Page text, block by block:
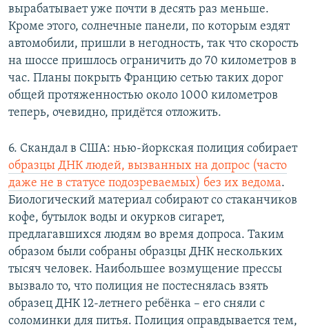
вырабатывает уже почти в десять раз меньше.
Кроме этого, солнечные панели, по которым ездят
автомобили, пришли в негодность, так что скорость
на шоссе пришлось ограничить до 70 километров в
час. Планы покрыть Францию сетью таких дорог
общей протяженностью около 1000 километров
теперь, очевидно, придётся отложить.
6. Скандал в США: нью-йоркская полиция собирает
образцы ДНК людей, вызванных на допрос (часто
даже не в статусе подозреваемых) без их ведома.
Биологический материал собирают со стаканчиков
кофе, бутылок воды и окурков сигарет,
предлагавшихся людям во время допроса. Таким
образом были собраны образцы ДНК нескольких
тысяч человек. Наибольшее возмущение прессы
вызвало то, что полиция не постеснялась взять
образец ДНК 12-летнего ребёнка – его сняли с
соломинки для питья. Полиция оправдывается тем,